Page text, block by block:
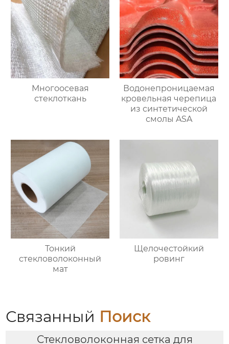
Многоосевая
стеклоткань
Водонепроницаемая
кровельная черепица
из синтетической
смолы ASA
Тонкий
стекловолоконный
мат
Щелочестойкий
ровинг
Связанный Поиск
Стекловолоконная сетка для